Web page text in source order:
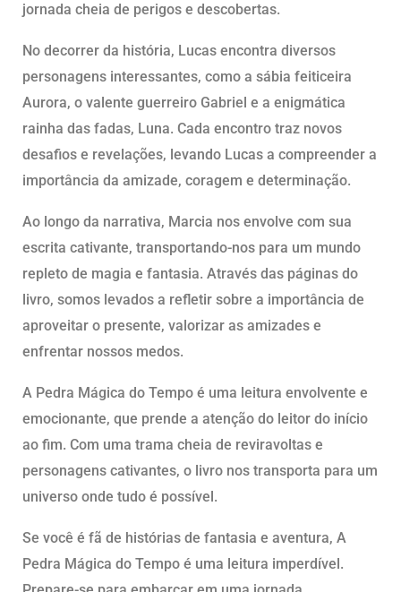
jornada cheia de perigos e descobertas.
No decorrer da história, Lucas encontra diversos
personagens interessantes, como a sábia feiticeira
Aurora, o valente guerreiro Gabriel e a enigmática
rainha das fadas, Luna. Cada encontro traz novos
desafios e revelações, levando Lucas a compreender a
importância da amizade, coragem e determinação.
Ao longo da narrativa, Marcia nos envolve com sua
escrita cativante, transportando-nos para um mundo
repleto de magia e fantasia. Através das páginas do
livro, somos levados a refletir sobre a importância de
aproveitar o presente, valorizar as amizades e
enfrentar nossos medos.
A Pedra Mágica do Tempo é uma leitura envolvente e
emocionante, que prende a atenção do leitor do início
ao fim. Com uma trama cheia de reviravoltas e
personagens cativantes, o livro nos transporta para um
universo onde tudo é possível.
Se você é fã de histórias de fantasia e aventura, A
Pedra Mágica do Tempo é uma leitura imperdível.